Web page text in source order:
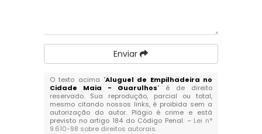
Enviar
O texto acima "Aluguel de Empilhadeira no
Cidade Maia - Guarulhos" é de direito
reservado. Sua reprodução, parcial ou total,
mesmo citando nossos links, é proibida sem a
autorização do autor. Plágio é crime e está
previsto no artigo 184 do Código Penal. – Lei n°
9.610-98 sobre direitos autorais.